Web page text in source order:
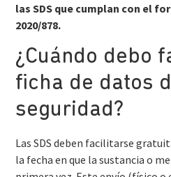
las SDS que cumplan con el
2020/878.
¿Cuándo debo
ficha de datos
seguridad?
Las SDS deben facilitarse
la fecha en que la sustancia o